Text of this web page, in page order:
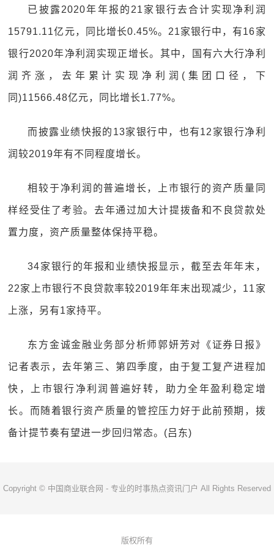
已披露2020年年报的21家银行去合计实现净利润
15791.11亿元，同比增长0.45%。21家银行中，有16家
银行2020年净利润实现正增长。其中，国有六大行净利
润齐涨，去年累计实现净利润(集团口径，下
同)11566.48亿元，同比增长1.77%。
而披露业绩快报的13家银行中，也有12家银行净利
润较2019年有不同程度增长。
相较于净利润的普遍增长，上市银行的资产质量同
样经受住了考验。去年通过加大计提拨备和不良贷款处
置力度，资产质量整体保持平稳。
34家银行的年报和业绩快报显示，截至去年年末，
22家上市银行不良贷款率较2019年年末出现减少，11家
上涨，另有1家持平。
东方金诚金融业务部分析师郭妍芳对《证券日报》
记者表示，去年第三、第四季度，由于复工复产进程加
快，上市银行净利润普遍好转，助力全年盈利稳定增
长。而随着银行资产质量的管控压力好于此前预期，拨
备计提节奏有望进一步回归常态。(吕东)
Copyright © 中国商业联合网 - 专业的时事热点资讯门户 All Rights Reserved
版权所有